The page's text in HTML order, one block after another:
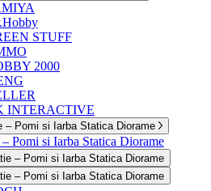
STUFF
2000
INTERACTIVE
– Pomi si Iarba Statica Diorame
– Pomi si Iarba Statica Diorame
– Pomi si Iarba Statica Diorame
– Pomi si Iarba Statica Diorame